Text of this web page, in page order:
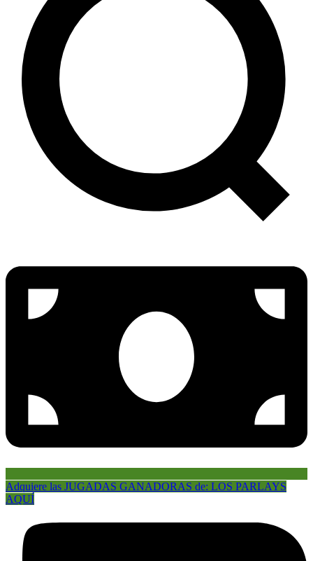
Adquiere las JUGADAS GANADORAS de: LOS PARLAYS
AQUÍ